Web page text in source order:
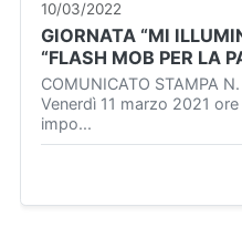
10/03/2022
GIORNATA “MI
“FLASH MOB PER LA
COMUNICATO STAMPA
Venerdì 11 marzo 2021
impo...